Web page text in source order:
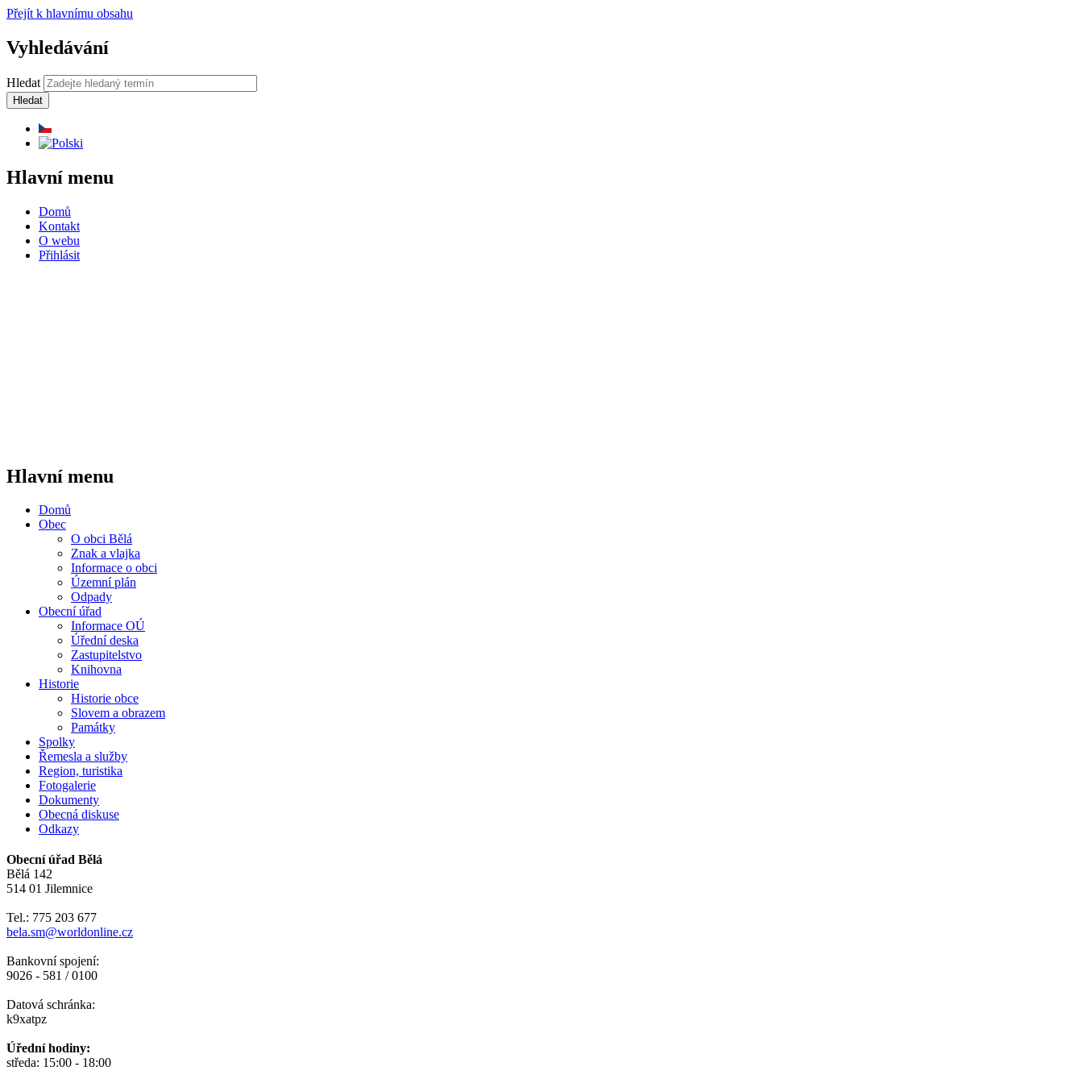
Přejít k hlavnímu obsahu
Vyhledávání
Hledat
Hlavní menu
Domů
Kontakt
O webu
Přihlásit
Hlavní menu
Domů
Obec
O obci Bělá
Znak a vlajka
Informace o obci
Územní plán
Odpady
Obecní úřad
Informace OÚ
Úřední deska
Zastupitelstvo
Knihovna
Historie
Historie obce
Slovem a obrazem
Památky
Spolky
Řemesla a služby
Region, turistika
Fotogalerie
Dokumenty
Obecná diskuse
Odkazy
Obecní úřad Bělá
Bělá 142
514 01 Jilemnice
Tel.: 775 203 677
bela.sm@worldonline.cz
Bankovní spojení:
9026 - 581 / 0100
Datová schránka:
k9xatpz
Úřední hodiny:
středa: 15:00 - 18:00